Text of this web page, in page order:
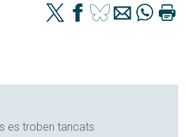
es troben tancats